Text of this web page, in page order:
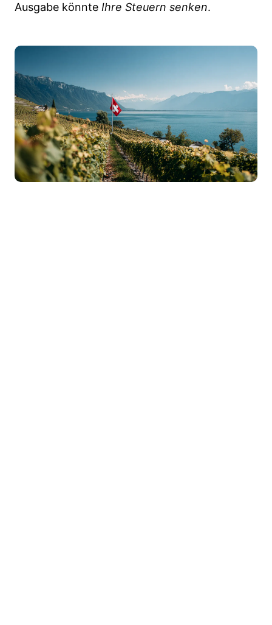
Ausgabe könnte Ihre Steuern senken.